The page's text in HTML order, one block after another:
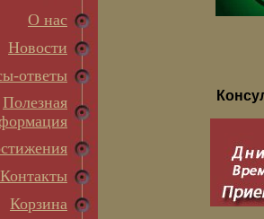
О нас
Новости
ответы
Полезная
Контакты
Корзина